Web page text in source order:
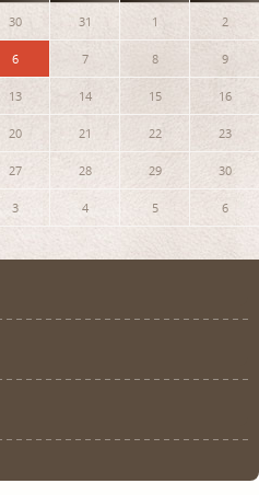
30 31 1 2
6 7 8 9
13 14 15 16
20 21 22 23
27 28 29 30
3 4 5 6